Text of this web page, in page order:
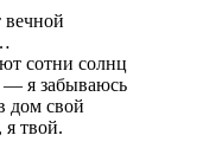
вечной
сотни солнц
— я забываюсь
дом свой
я твой.